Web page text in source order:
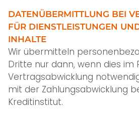
DATENÜBERMITTLUNG BEI
FÜR DIENSTLEISTUNGEN
INHALTE
Wir übermitteln
Dritte nur dann, wenn dies im
Vertragsabwicklung
mit der Zahlungsabwicklung
Kreditinstitut.